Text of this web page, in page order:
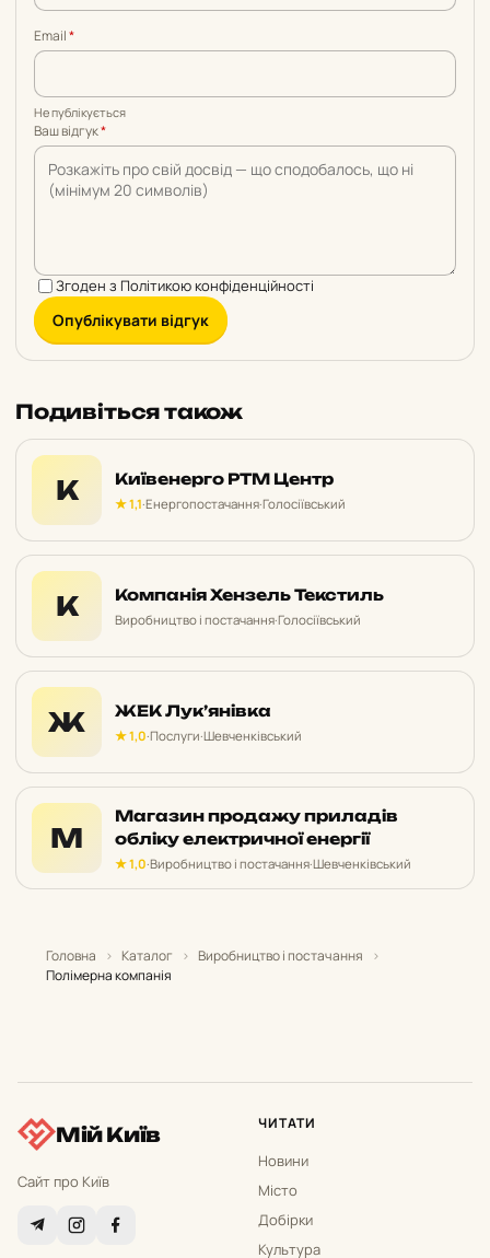
Email*
Не публікується
Ваш відгук*
Згоден з Політикою конфіденційності
Опублікувати відгук
Подивіться також
К Київенерго РТМ Центр
★ 1,1·Енергопостачання·Голосіївський
К Компанія Хензель Текстиль
Виробництво і постачання·Голосіївський
Ж ЖЕК Лук’янівка
★ 1,0·Послуги·Шевченківський
М
Магазин продажу приладів
обліку електричної енергії
★ 1,0·Виробництво і постачання·Шевченківський
Головна › Каталог › Виробництво і постачання
›
Полімерна компанія
Мій Київ
Сайт про Київ
ЧИТАТИ
Новини
Місто
Добірки
Культура